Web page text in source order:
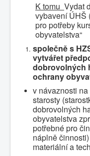
K tomu Vydat
vybavení ÚHŠ
pro potřeby
obyvatelstva“
společně s
vytvářet
dobrovolných
ochrany
v návaznosti
starosty
dobrovolných
obyvatelstva
potřebné pro
náplně
materiální a